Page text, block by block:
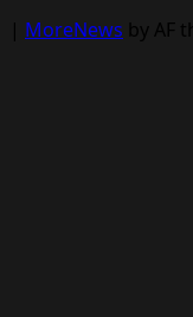
| MoreNews by AF